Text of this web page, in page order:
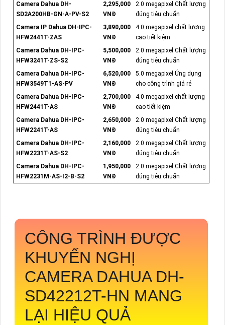
Camera Dahua DH-
SD2A200HB-GN-A-PV-S2
2,295,000
VNĐ
2.0 megapixel Chất lượng
đúng tiêu chuẩn
Camera IP Dahua DH-IPC-
HFW2441T-ZAS
3,890,000
VNĐ
4.0 megapixel chất lượng
cao tiết kiệm
Camera Dahua DH-IPC-
HFW3241T-ZS-S2
5,500,000
VNĐ
2.0 megapixel Chất lượng
đúng tiêu chuẩn
Camera Dahua DH-IPC-
HFW3549T1-AS-PV
6,520,000
VNĐ
5.0 megapixel Ứng dụng
cho công trình giá rẻ
Camera Dahua DH-IPC-
HFW2441T-AS
2,700,000
VNĐ
4.0 megapixel chất lượng
cao tiết kiệm
Camera Dahua DH-IPC-
HFW2241T-AS
2,650,000
VNĐ
2.0 megapixel Chất lượng
đúng tiêu chuẩn
Camera Dahua DH-IPC-
HFW2231T-AS-S2
2,160,000
VNĐ
2.0 megapixel Chất lượng
đúng tiêu chuẩn
Camera Dahua DH-IPC-
HFW2231M-AS-I2-B-S2
1,950,000
VNĐ
2.0 megapixel Chất lượng
đúng tiêu chuẩn
CÔNG TRÌNH ĐƯỢC
KHUYẾN NGHỊ
CAMERA DAHUA DH-
SD42212T-HN MANG
LẠI HIỆU QUẢ